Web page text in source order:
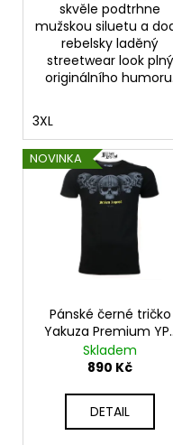
skvěle podtrhne
mužskou siluetu a
rebelsky laděný
streetwear look plný
originálního humoru.
3XL
NOVINKA
Pánské černé tričko
Yakuza Premium
002 – Hellrider
Skladem
890 Kč
DETAIL